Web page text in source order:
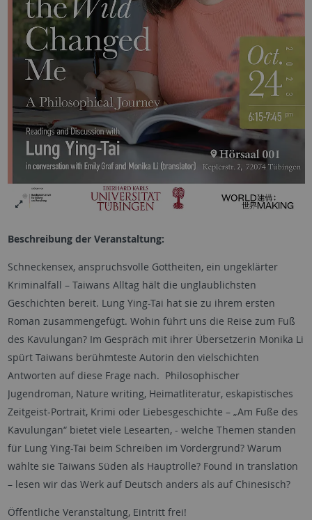
Beschreibung der Veranstaltung:
Schneckensex, anspruchsvolle Gottheiten, ein ungeklärter
Kriminalfall – Taiwans Alltag hält die unglaublichsten
Geschichten bereit. Lung Ying-Tai hat sie zu ihrem ersten
Roman zusammengefügt. Wohin führt uns die Reise zum Fuß
des Kavulungan? Im Gespräch mit ihrer Übersetzerin Monika Li
spürt Taiwans berühmteste Autorin den vielschichten
Antworten auf diese Frage nach. Philosophischer
Jugendroman, Nature writing, Heimatliteratur, eskapistisches
Zeitgeist-Portrait, Krimi oder Liebesgeschichte – „Am Fuße des
Kavulungan“ bietet viele Lesearten, - welche Themen standen
für Lung Ying-Tai beim Schreiben im Vordergrund? Warum
wählte sie Taiwans Süden als Hauptrolle? Found in translation
– lesen wir das Werk auf Deutsch anders als auf Chinesisch?
Öffentliche Veranstaltung, Eintritt frei!